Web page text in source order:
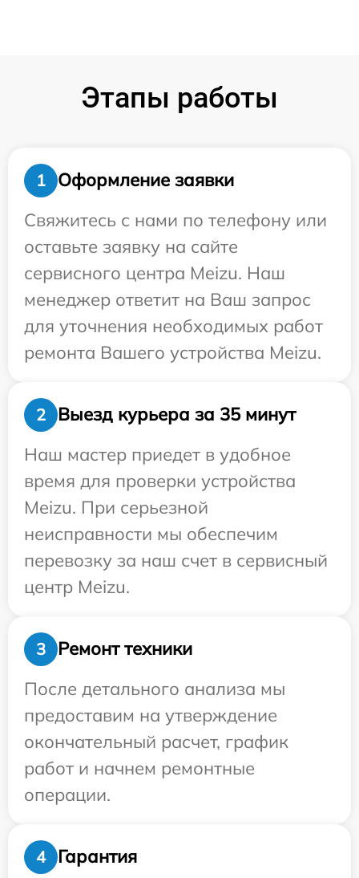
Этапы работы
1
Оформление заявки
Свяжитесь с нами по телефону или
оставьте заявку на сайте
сервисного центра Meizu. Наш
менеджер ответит на Ваш запрос
для уточнения необходимых работ
ремонта Вашего устройства Meizu.
2
Выезд курьера за 35 минут
Наш мастер приедет в удобное
время для проверки устройства
Meizu. При серьезной
неисправности мы обеспечим
перевозку за наш счет в сервисный
центр Meizu.
3
Ремонт техники
После детального анализа мы
предоставим на утверждение
окончательный расчет, график
работ и начнем ремонтные
операции.
4 Гарантия